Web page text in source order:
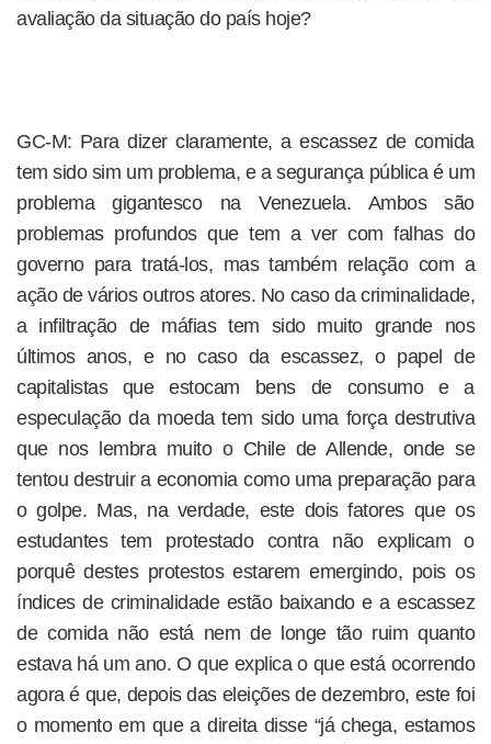
avaliação da situação do país hoje?
GC-M: Para dizer claramente, a escassez de comida
tem sido sim um problema, e a segurança pública é um
problema gigantesco na Venezuela. Ambos são
problemas profundos que tem a ver com falhas do
governo para tratá-los, mas também relação com a
ação de vários outros atores. No caso da criminalidade,
a infiltração de máfias tem sido muito grande nos
últimos anos, e no caso da escassez, o papel de
capitalistas que estocam bens de consumo e a
especulação da moeda tem sido uma força destrutiva
que nos lembra muito o Chile de Allende, onde se
tentou destruir a economia como uma preparação para
o golpe. Mas, na verdade, este dois fatores que os
estudantes tem protestado contra não explicam o
porquê destes protestos estarem emergindo, pois os
índices de criminalidade estão baixando e a escassez
de comida não está nem de longe tão ruim quanto
estava há um ano. O que explica o que está ocorrendo
agora é que, depois das eleições de dezembro, este foi
o momento em que a direita disse “já chega, estamos